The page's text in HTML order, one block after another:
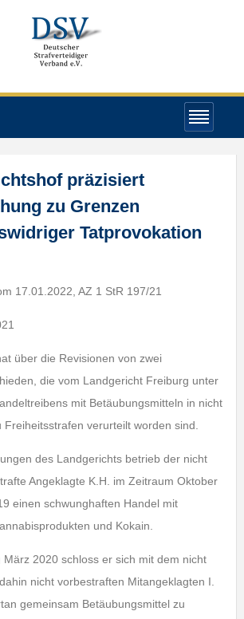
präzisiert
zu Grenzen
Tatprovokation
17.01.2022, AZ 1 StR 197/21
über die Revisionen von zwei
die vom Landgericht Freiburg unter
mit Betäubungsmitteln in nicht
verurteilt worden sind.
des Landgerichts betrieb der nicht
Angeklagte K.H. im Zeitraum Oktober
einen schwunghaften Handel mit
und Kokain.
März 2020 schloss er sich mit dem nicht
nicht vorbestraften Mitangeklagten I.
gemeinsam Betäubungsmittel zu